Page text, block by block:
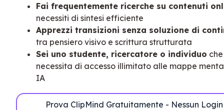
Fai frequentemente ricerche su contenuti
necessiti di sintesi efficiente
Apprezzi transizioni senza soluzione di
tra pensiero visivo e scrittura strutturata
Sei uno studente, ricercatore o individuo che
necessita di accesso illimitato alle mappe
IA
Prova ClipMind Gratuitamente - Nessun Login